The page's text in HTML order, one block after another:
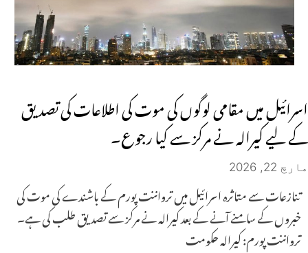
اسرائیل میں مقامی لوگوں کی موت کی اطلاعات کی تصدیق
کے لیے کیرالہ نے مرکز سے کیا رجوع۔
مارچ 22, 2026
تنازعات سے متاثرہ اسرائیل میں ترواننت پورم کے باشندے کی موت کی
خبروں کے سامنے آنے کے بعد کیرالہ نے مرکز سے تصدیق طلب کی ہے۔
ترواننت پورم: کیرالہ حکومت